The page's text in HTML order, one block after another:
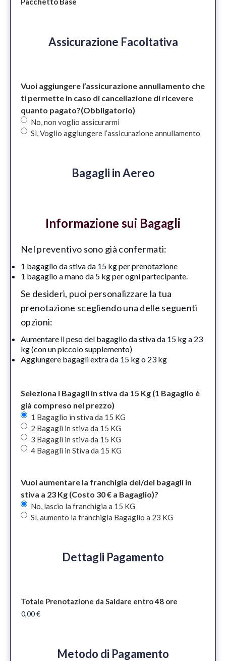
Assicurazione Facoltativa
Vuoi aggiungere l’assicurazione annullamento che
ti permette in caso di cancellazione di ricevere
quanto pagato?(Obbligatorio)
No, non voglio assicurarmi
Sì, Voglio aggiungere l’assicurazione annullamento
Bagagli in Aereo
Informazione sui Bagagli
Nel preventivo sono già confermati:
1 bagaglio da stiva da 15 kg per prenotazione
1 bagaglio a mano da 5 kg per ogni partecipante.
Se desideri, puoi personalizzare la tua
prenotazione scegliendo una delle seguenti
opzioni:
Aumentare il peso del bagaglio da stiva da 15 kg a 23
kg (con un piccolo supplemento)
Aggiungere bagagli extra da 15 kg o 23 kg
Seleziona i Bagagli in stiva da 15 Kg (1 Bagaglio è
già compreso nel prezzo)
1 Bagaglio in stiva da 15 KG
2 Bagagli in stiva da 15 KG
3 Bagagli in stiva da 15 KG
4 Bagagli in Stiva da 15 KG
Vuoi aumentare la franchigia del/dei bagagli in
stiva a 23 Kg (Costo 30 € a Bagaglio)?
No, lascio la franchigia a 15 KG
Sì, aumento la franchigia Bagaglio a 23 KG
Dettagli Pagamento
Totale Prenotazione da Saldare entro 48 ore
Metodo di Pagamento